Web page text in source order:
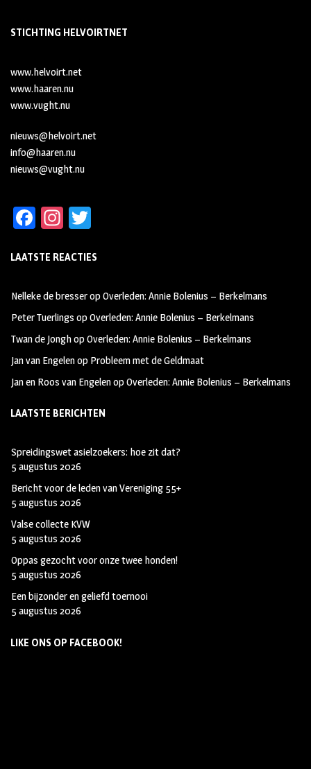
STICHTING HELVOIRTNET
www.helvoirt.net
www.haaren.nu
www.vught.nu
nieuws@helvoirt.net
info@haaren.nu
nieuws@vught.nu
Fa
b
oo
k
In
ag
m
tt
LAATSTE REACTIES
Nelleke de bresseropOverleden: Annie Bolenius – Berkelmans
Peter Tuerlings opOverleden: Annie Bolenius – Berkelmans
Twan de JonghopOverleden: Annie Bolenius – Berkelmans
Jan van Engelenop Probleem met de Geldmaat
Jan en Roos van EngelenopOverleden: Annie Bolenius – Berkelmans
LAATSTE BERICHTEN
Spreidingswet asielzoekers: hoe zit dat?
5 augustus 2026
Bericht voor de leden van Vereniging 55+
5 augustus 2026
Valse collecte KVW
5 augustus 2026
Oppas gezocht voor onze twee honden!
5 augustus 2026
Een bijzonder en geliefd toernooi
5 augustus 2026
LIKE ONS OP FACEBOOK!